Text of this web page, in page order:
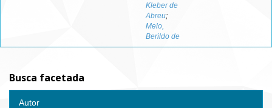
Kleber de
Abreu;
Melo,
Berildo de
Busca facetada
Autor